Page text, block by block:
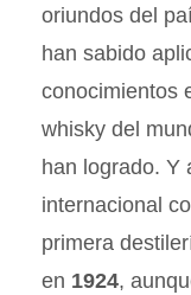
oriundos del
han sabido
conocimientos
whisky del
han logrado. Y
internacional
primera
en 1924,